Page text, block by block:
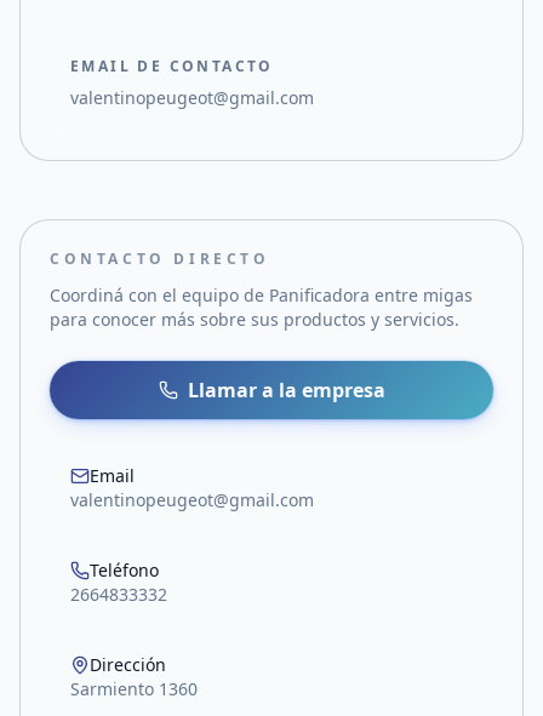
EMAIL DE CONTACTO
valentinopeugeot@gmail.com
CONTACTO DIRECTO
Coordiná con el equipo de Panificadora entre migas
para conocer más sobre sus productos y servicios.
Llamar a la empresa
Email
valentinopeugeot@gmail.com
Teléfono
2664833332
Dirección
Sarmiento 1360